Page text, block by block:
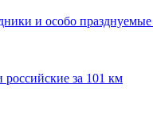
и особо
за 101 км